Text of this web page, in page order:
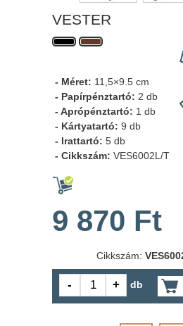
VESTER
- Méret: 11,5×9.5 cm
- Papírpénztartó: 2 db
- Aprópénztartó: 1 db
- Kártyatartó: 9 db
- Irattartó: 5 db
- Cikkszám: VES6002L/T
9 870 Ft
Cikkszám:
db